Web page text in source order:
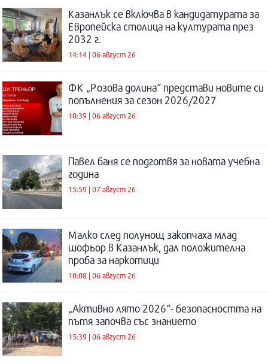
Казанлък се включва в кандидатурата за
Европейска столица на културата през
2032 г.
14:14 | 06 август 26
ФК „Розова долина“ представи новите си
попълнения за сезон 2026/2027
10:39 | 06 август 26
Павел баня се подготвя за новата учебна
година
15:59 | 07 август 26
Малко след полунощ закопчаха млад
шофьор в Казанлък, дал положителна
проба за наркотици
10:08 | 06 август 26
„Активно лято 2026“- безопасността на
пътя започва със знанието
15:39 | 06 август 26